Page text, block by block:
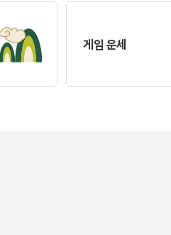
게임 운세